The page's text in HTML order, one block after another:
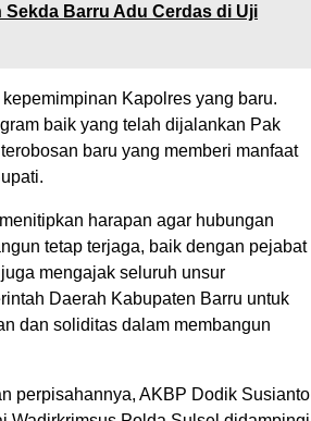
Sekda Barru Adu Cerdas di Uji
Kapolres yang baru.
baik yang telah dijalankan Pak
baru yang memberi manfaat
harapan agar hubungan
tetap terjaga, baik dengan pejabat
mengajak seluruh unsur
Daerah Kabupaten Barru untuk
dan soliditas dalam membangun
perpisahannya, AKBP Dodik Susianto